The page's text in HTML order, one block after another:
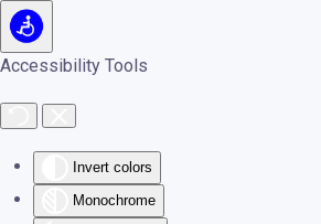
Accessibility Tools
Invert colors
Monochrome
Skip to main content